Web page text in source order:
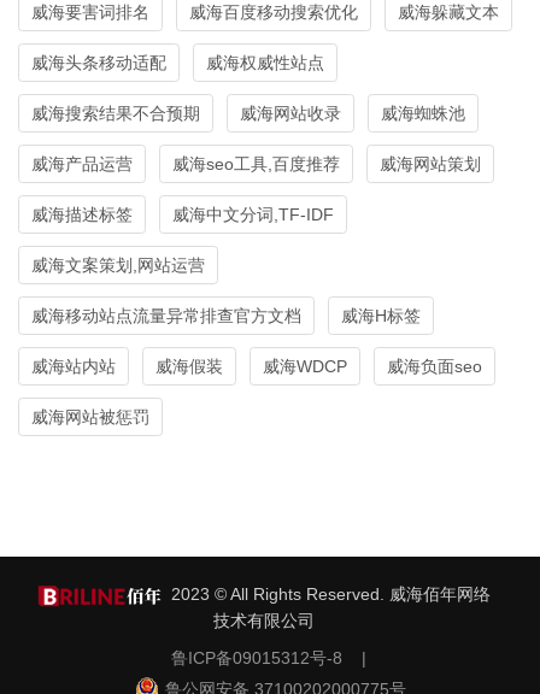
威海要害词排名 威海百度移动搜索优化 威海躲藏文本
威海头条移动适配 威海权威性站点
威海搜索结果不合预期 威海网站收录 威海蜘蛛池
威海产品运营 威海seo工具,百度推荐 威海网站策划
威海描述标签 威海中文分词,TF-IDF
威海文案策划,网站运营
威海移动站点流量异常排查官方文档 威海H标签
威海站内站 威海假装 威海WDCP 威海负面seo
威海网站被惩罚
2023 © All Rights Reserved. 威海佰年网络
技术有限公司
鲁ICP备09015312号-8
|
鲁公网安备 37100202000775号